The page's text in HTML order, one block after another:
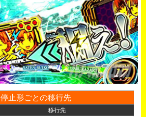
停止形ごとの移行先
移行先